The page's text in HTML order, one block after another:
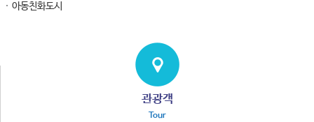
아동친화도시
관광객
Tour